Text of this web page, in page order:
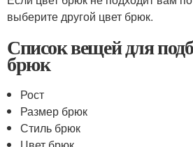
выберите другой цвет брюк.
Список вещей для
брюк
Рост
Размер брюк
Стиль брюк